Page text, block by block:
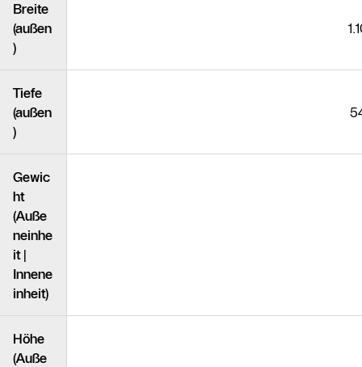
Breite
(außen
)
Tiefe
(außen
)
Gewic
ht
(Auße
neinhe
it |
Innene
inheit)
Höhe
(Auße